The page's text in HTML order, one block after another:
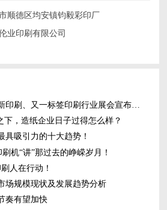
顺德区均安镇钧毅彩印厂
业印刷有限公司
人教版小学教材将重新印刷、又一标签印刷行业展会宣布延期、5家造纸及包装印刷富豪上榜新财富500富人榜......
下，造纸企业日子过得怎么样？
具吸引力的十大趋势！
机“讲”那过去的峥嵘岁月！
人在行动！
场规模现状及发展趋势分析
奏有望加快